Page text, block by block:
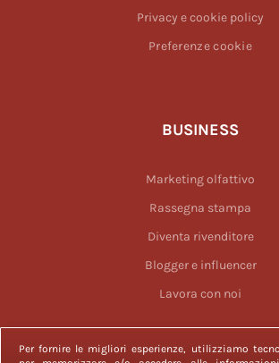
Per fornire le migliori esperienze, utilizziamo
Privacy e cookie policy
Preferenze cookie
BUSINESS
Marketing olfattivo
Rassegna stampa
Diventa rivenditore
Blogger e influencer
Lavora con noi